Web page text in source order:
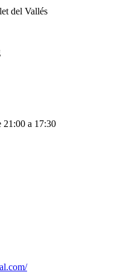
del Vallés
21:00 a 17:30